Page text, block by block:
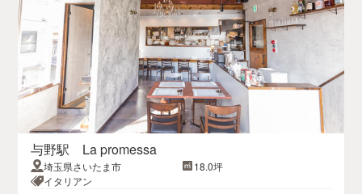
与野駅 La promessa
埼玉県さいたま市
18.0坪
イタリアン